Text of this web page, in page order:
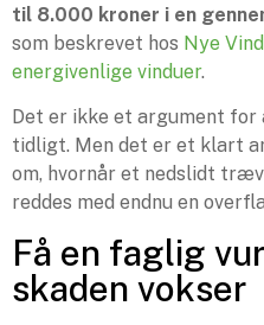
til 8.000 kroner i en
som beskrevet hos Nye
energivenlige vinduer.
Det er ikke et argument
tidligt. Men det er et klart
om, hvornår et nedslidt
reddes med endnu en
Få en faglig
skaden vokser